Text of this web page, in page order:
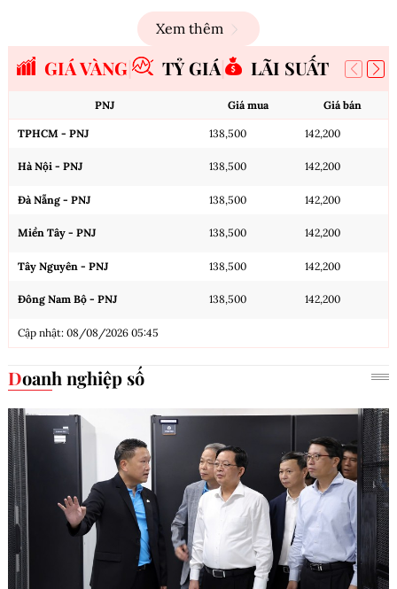
Xem thêm
GIÁ VÀNG TỶ GIÁ LÃI SUẤT
PNJ Giá mua Giá bán
TPHCM - PNJ 138,500 142,200
Hà Nội - PNJ 138,500 142,200
Đà Nẵng - PNJ 138,500 142,200
Miền Tây - PNJ 138,500 142,200
Tây Nguyên - PNJ 138,500 142,200
Đông Nam Bộ - PNJ 138,500 142,200
Cập nhật: 08/08/2026 05:45
Doanh nghiệp số